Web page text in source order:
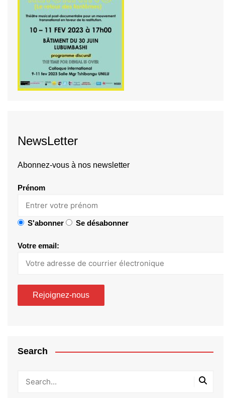
NewsLetter
Abonnez-vous à nos newsletter
Prénom
S'abonner Se désabonner
Votre email:
Search